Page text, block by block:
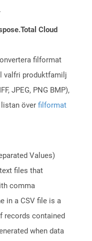
Cloud
filformat
valfri produktfamilj
JPEG, PNG BMP),
över filformat
Values)
files that
comma
in a CSV file is a
records contained
when data